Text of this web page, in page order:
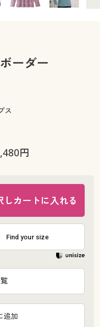
ーダー
ス
円
カートに入れる
Find your size
追加